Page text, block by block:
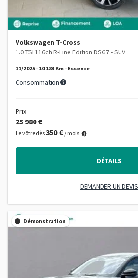
Volkswagen T-Cross
1.0 TSI 116ch R-Line Edition DSG7 - SUV
11/2025 - 10 183 Km - Essence
Consommation
Prix
25 980 €
Le vôtre dès350 € / mois
DÉTAILS
DEMANDER UN DEVIS
Démonstration